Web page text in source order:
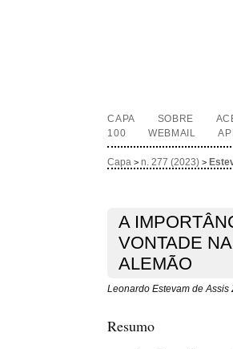
CAPA SOBRE
100
WEBMAIL
Capa >n. 277 (2023) >
A
VONTADE
ALEMÃO
Leonardo Estevam de Assis
Resumo